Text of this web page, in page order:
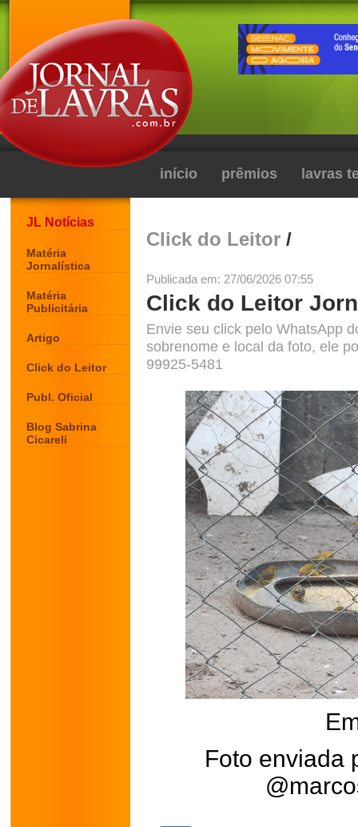
início prêmios lavras
JL Notícias
Matéria
Jornalística
Matéria
Publicitária
Artigo
Click do Leitor
Publ. Oficial
Blog Sabrina
Cicareli
Click do Leitor /
Publicada em: 27/06/2026 07:55
Click do Leitor
Envie seu click pelo WhatsApp
sobrenome e local da foto, ele
99925-5481
Foto enviada